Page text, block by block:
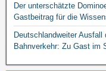
Der unterschätzte
Gastbeitrag für die
Deutschlandweiter
Bahnverkehr: Zu Gast im